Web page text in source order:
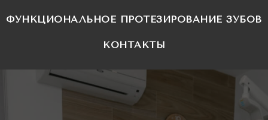
ФУНКЦИОНАЛЬНОЕ ПРОТЕЗИРОВАНИЕ ЗУБОВ
КОНТАКТЫ